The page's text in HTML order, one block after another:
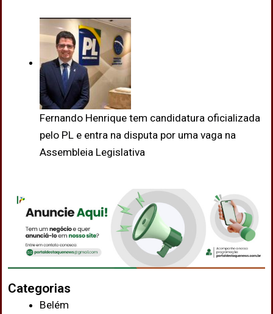
Fernando Henrique tem candidatura oficializada
pelo PL e entra na disputa por uma vaga na
Assembleia Legislativa
Categorias
Belém